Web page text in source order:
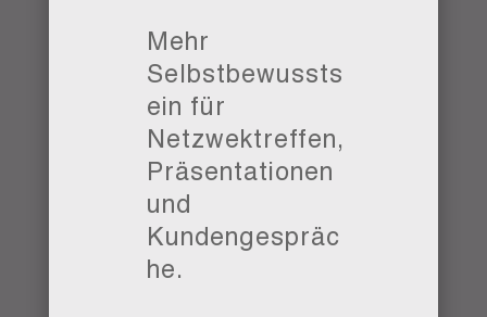
Mehr
Selbstbewussts
ein für
Netzwektreffen,
Präsentationen
und
Kundengespräc
he.